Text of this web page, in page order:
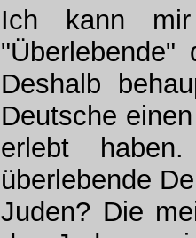
Ich kann
"Überlebende"
Deshalb
Deutsche
erlebt
überlebende
Juden? Die